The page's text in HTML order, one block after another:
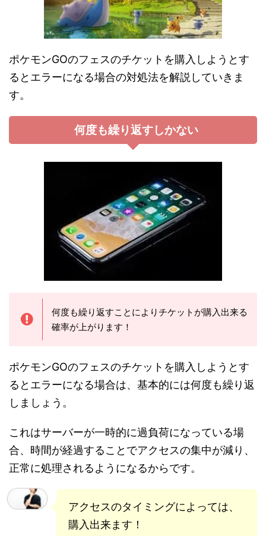
ポケモンGOのフェスのチケットを購入しようとす
るとエラーになる場合の対処法を解説していきま
す。
何度も繰り返すしかない
何度も繰り返すことによりチケットが購入出来る
確率が上がります！
ポケモンGOのフェスのチケットを購入しようとす
るとエラーになる場合は、基本的には何度も繰り返
しましょう。
これはサーバーが一時的に過負荷になっている場
合、時間が経過することでアクセスの集中が減り、
正常に処理されるようになるからです。
アクセスのタイミングによっては、
購入出来ます！